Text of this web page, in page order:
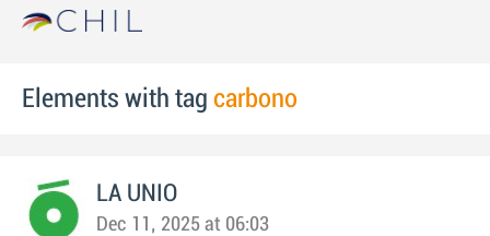
Elements with tag carbono
LA UNIO
Dec 11, 2025 at 06:03